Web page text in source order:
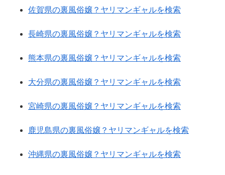
佐賀県の裏風俗嬢？ヤリマンギャルを検索
長崎県の裏風俗嬢？ヤリマンギャルを検索
熊本県の裏風俗嬢？ヤリマンギャルを検索
大分県の裏風俗嬢？ヤリマンギャルを検索
宮崎県の裏風俗嬢？ヤリマンギャルを検索
鹿児島県の裏風俗嬢？ヤリマンギャルを検索
沖縄県の裏風俗嬢？ヤリマンギャルを検索